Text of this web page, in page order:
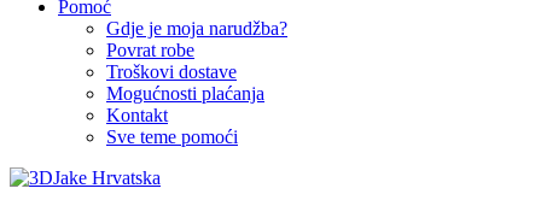
Pomoć
Gdje je moja narudžba?
Povrat robe
Troškovi dostave
Mogućnosti plaćanja
Kontakt
Sve teme pomoći